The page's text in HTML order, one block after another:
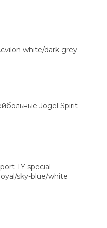
white/dark grey
Jögel Spirit
TY special
sky-blue/white